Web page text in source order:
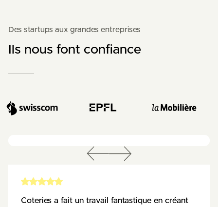
Des startups aux grandes entreprises
Ils nous font confiance
Coteries a fait un travail fantastique en créant